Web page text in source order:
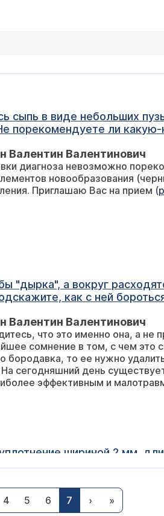
порекомендуете ли какую-
Валентин Валентинович
Приглашаю Вас на прием (
только, когда распаришь ногу. Говорят, что это шипига, подскажите, как с ней
Валентин Валентинович
день существует большое
наблюдениям,
Валентин Валентинович
4 5 6 7 › »